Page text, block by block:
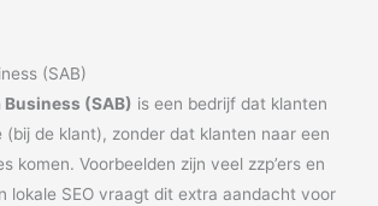
(SAB)
Business (SAB) is een bedrijf dat klanten
(bij de klant), zonder dat klanten naar een
komen. Voorbeelden zijn veel zzp’ers en
lokale SEO vraagt dit extra aandacht voor